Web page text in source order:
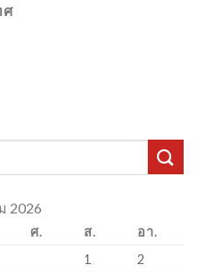
ศ
2026
ศ. ส.
อา.
1
2